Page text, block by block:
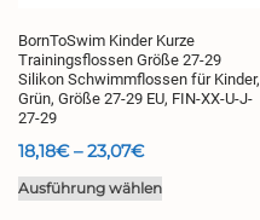
werden
BornToSwim Kinder Kurze
Trainingsflossen Größe 27-29
Silikon Schwimmflossen für Kinder,
Grün, Größe 27-29 EU, FIN-XX-U-J-
27-29
18,18€ –23,07€Preisspanne:
18,18€
bis
Ausführung wählenDieses